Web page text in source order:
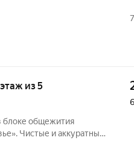
семьёй А для семьи мы
из 5
блоке общежития
Чистые и аккуратные